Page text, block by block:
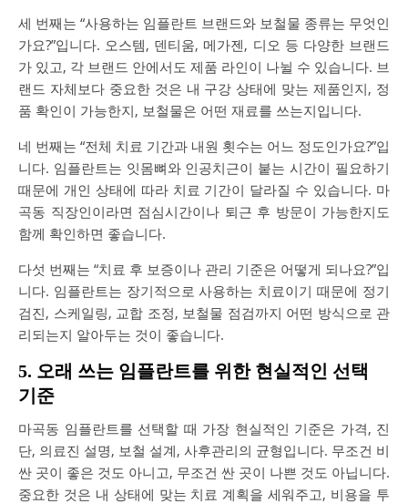
세 번째는 “사용하는 임플란트 브랜드와 보철물 종류는 무엇인
가요?”입니다. 오스템, 덴티움, 메가젠, 디오 등 다양한 브랜드
가 있고, 각 브랜드 안에서도 제품 라인이 나뉠 수 있습니다. 브
랜드 자체보다 중요한 것은 내 구강 상태에 맞는 제품인지, 정
품 확인이 가능한지, 보철물은 어떤 재료를 쓰는지입니다.
네 번째는 “전체 치료 기간과 내원 횟수는 어느 정도인가요?”입
니다. 임플란트는 잇몸뼈와 인공치근이 붙는 시간이 필요하기
때문에 개인 상태에 따라 치료 기간이 달라질 수 있습니다. 마
곡동 직장인이라면 점심시간이나 퇴근 후 방문이 가능한지도
함께 확인하면 좋습니다.
다섯 번째는 “치료 후 보증이나 관리 기준은 어떻게 되나요?”입
니다. 임플란트는 장기적으로 사용하는 치료이기 때문에 정기
검진, 스케일링, 교합 조정, 보철물 점검까지 어떤 방식으로 관
리되는지 알아두는 것이 좋습니다.
5. 오래 쓰는 임플란트를 위한 현실적인 선택
기준
마곡동 임플란트를 선택할 때 가장 현실적인 기준은 가격, 진
단, 의료진 설명, 보철 설계, 사후관리의 균형입니다. 무조건 비
싼 곳이 좋은 것도 아니고, 무조건 싼 곳이 나쁜 것도 아닙니다.
중요한 것은 내 상태에 맞는 치료 계획을 세워주고, 비용을 투